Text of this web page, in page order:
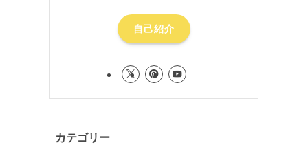
自己紹介
カテゴリー